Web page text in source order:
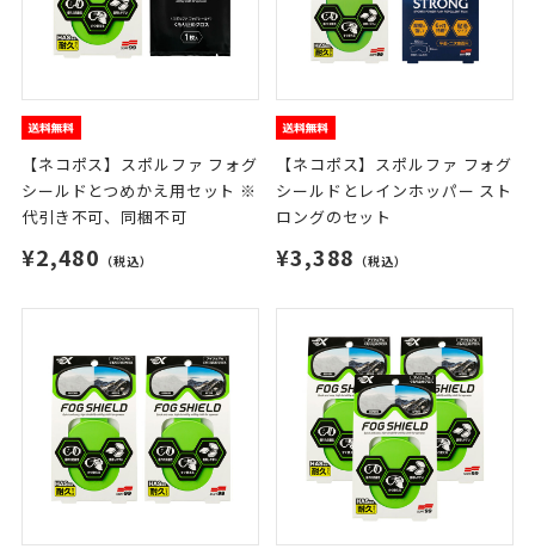
【ネコポス】スポルファ フォグ
シールドとつめかえ用セット ※
代引き不可、同梱不可
¥2,480 （税込）
【ネコポス】スポルファ フォグ
シールドとレインホッパー スト
ロングのセット
¥3,388 （税込）